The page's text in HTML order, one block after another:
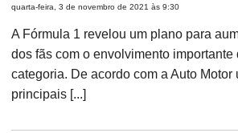
quarta-feira, 3 de novembro de 2021 às 9:30
A Fórmula 1 revelou um plano para
dos fãs com o envolvimento importante
categoria. De acordo com a Auto Motor
principais [...]